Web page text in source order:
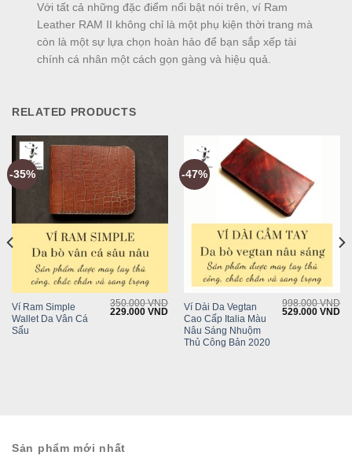
Với tất cả những đặc điểm nổi bật nói trên, ví Ram
Leather RAM II không chỉ là một phụ kiện thời trang mà
còn là một sự lựa chọn hoàn hảo để bạn sắp xếp tài
chính cá nhân một cách gọn gàng và hiệu quả.
RELATED PRODUCTS
-35%
Ví Ram Simple
Wallet Da Vân Cá
Sấu
350.000VND
Original
229.000VNDCurrent
price
229.000 VND.
-47%
Ví Dài Da Vegtan
Cao Cấp Italia Màu
Nâu Sáng Nhuộm
Thủ Công Bản 2020
998.000VND
Original
529.000VND
VND.
Sản phẩm mới nhất